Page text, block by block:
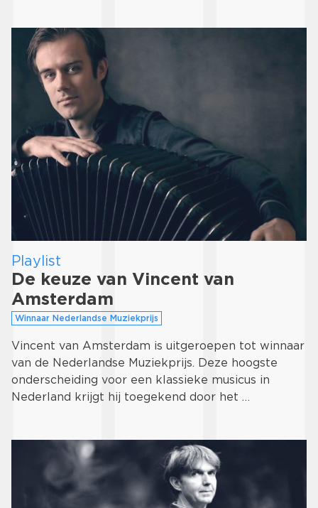
Playlist
De keuze van Vincent van
Amsterdam
Winnaar Nederlandse Muziekprijs
Vincent van Amsterdam is uitgeroepen tot winnaar
van de Nederlandse Muziekprijs. Deze hoogste
onderscheiding voor een klassieke musicus in
Nederland krijgt hij toegekend door het …